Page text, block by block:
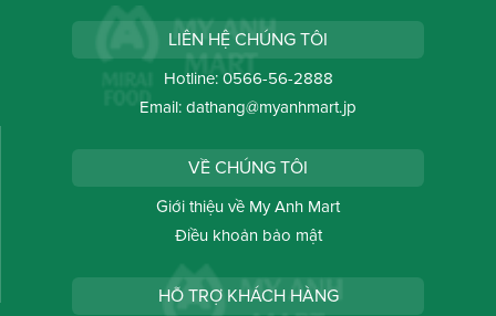
LIÊN HỆ CHÚNG TÔI
Hotline: 0566-56-2888
Email: dathang@myanhmart.jp
VỀ CHÚNG TÔI
Giới thiệu về My Anh Mart
Điều khoản bảo mật
HỖ TRỢ KHÁCH HÀNG